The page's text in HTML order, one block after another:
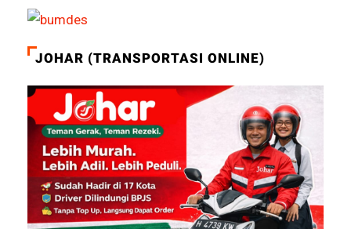
JOHAR (TRANSPORTASI ONLINE)